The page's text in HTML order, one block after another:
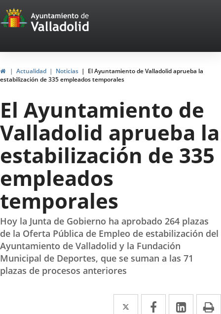
Portal
Web
del
Ayuntamiento
de
Valladolid
InicioActualidad Noticias
El Ayuntamiento de Valladolid aprueba la
estabilización de 335 empleados temporales
El Ayuntamiento de
Valladolid aprueba la
estabilización de 335
empleados
temporales
Hoy la Junta de Gobierno ha aprobado 264 plazas
de la Oferta Pública de Empleo de estabilización del
Ayuntamiento de Valladolid y la Fundación
Municipal de Deportes, que se suman a las 71
plazas de procesos anteriores
Twitter
Enlace Facebook
EnlaceEnlace